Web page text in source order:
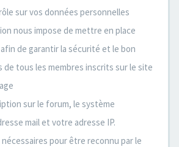
sur vos données personnelles
nous impose de mettre en place
de garantir la sécurité et le bon
de tous les membres inscrits sur le site
sur le forum, le système
mail et votre adresse IP.
pour être reconnu par le